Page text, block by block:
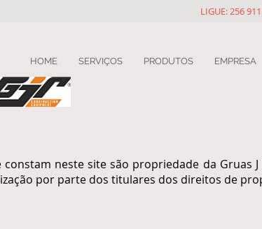
LIGUE: 256
HOME SERVIÇOS PRODUTOS EMPRESA
neste site são propriedade da Gruas
por parte dos titulares dos direitos de